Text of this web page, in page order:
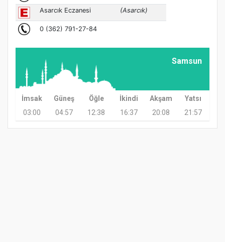
Samsun
İmsak Güneş Öğle İkindi Akşam
Yatsı
03:00
04:57 12:38 16:37 20:08 21:57